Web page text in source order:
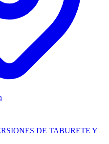
DE TABURETE Y